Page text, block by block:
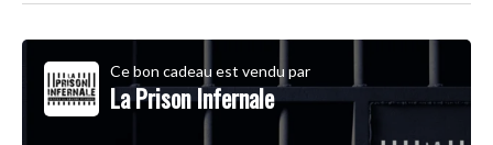
Ce bon cadeau est vendu par
La Prison Infernale